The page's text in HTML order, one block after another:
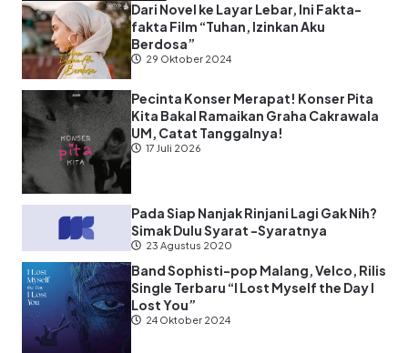
Dari Novel ke Layar Lebar, Ini Fakta-
fakta Film “Tuhan, Izinkan Aku
Berdosa”
29 Oktober 2024
Pecinta Konser Merapat! Konser Pita
Kita Bakal Ramaikan Graha Cakrawala
UM, Catat Tanggalnya!
17 Juli 2026
Pada Siap Nanjak Rinjani Lagi Gak Nih?
Simak Dulu Syarat -Syaratnya
23 Agustus 2020
Band Sophisti-pop Malang, Velco, Rilis
Single Terbaru “I Lost Myself the Day I
Lost You”
24 Oktober 2024